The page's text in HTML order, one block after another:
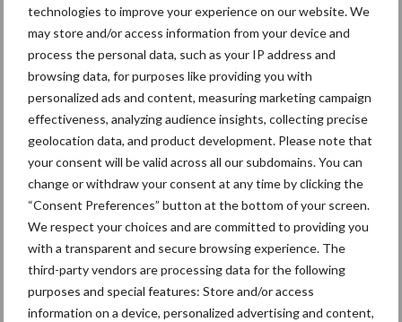
technologies to improve your experience on our website. We
may store and/or access information from your device and
process the personal data, such as your IP address and
browsing data, for purposes like providing you with
personalized ads and content, measuring marketing campaign
effectiveness, analyzing audience insights, collecting precise
geolocation data, and product development. Please note that
your consent will be valid across all our subdomains. You can
change or withdraw your consent at any time by clicking the
“Consent Preferences” button at the bottom of your screen.
We respect your choices and are committed to providing you
with a transparent and secure browsing experience. The
third-party vendors are processing data for the following
purposes and special features: Store and/or access
information on a device, personalized advertising and content,
Primaire
Sidebar
Recent nieuws Partner nieuws
5 aug
“Vraag naar praktische
hygieneoplossingen is in Polen
groter dan ooit”
5 aug
Eliminatieprotocol voor
Mycoplasma hyopneumoniae